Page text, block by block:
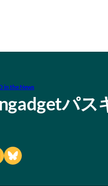
in the News
パス
LinkedIn
Share on Bluesky